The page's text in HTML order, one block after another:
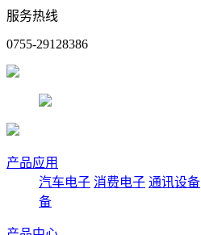
服务热线
0755-29128386
产品应用
汽车电子 消费电子 通讯设备
备